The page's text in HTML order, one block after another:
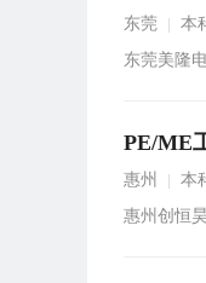
东莞 本
东莞美隆
PE/ME
惠州 本
惠州创恒